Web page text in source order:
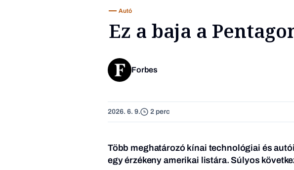
Autó
Ez a baja a
Forbes
2026. 6. 9. 2 perc
Több meghatározó kínai technológiai és
egy érzékeny amerikai listára. Súlyos